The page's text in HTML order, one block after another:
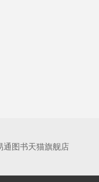
通图书天猫旗舰店